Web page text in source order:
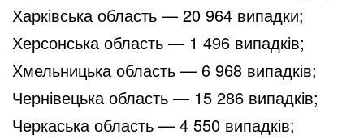
Харківська область — 20 964 випадки;
Херсонська область — 1 496 випадків;
Хмельницька область — 6 968 випадків;
Чернівецька область — 15 286 випадків;
Черкаська область — 4 550 випадків;